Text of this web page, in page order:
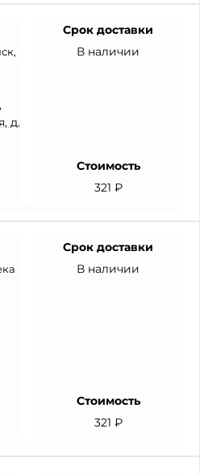
д.
Срок доставки
В наличии
Стоимость
321 ₽
Срок доставки
В наличии
Стоимость
321 ₽